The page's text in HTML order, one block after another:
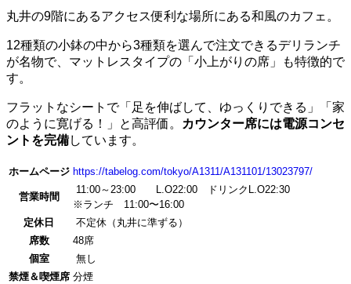
丸井の9階にあるアクセス便利な場所にある和風のカフェ。
12種類の小鉢の中から3種類を選んで注文できるデリランチ
が名物で、マットレスタイプの「小上がりの席」も特徴的で
す。
フラットなシートで「足を伸ばして、ゆっくりできる」「家
のように寛げる！」と高評価。 カウンター席には電源コンセ
ントを完備しています。
ホームページ https://tabelog.com/tokyo/A1311/A131101/13023797/
営業時間
11:00～23:00 L.O22:00 ドリンクL.O22:30
※ランチ 11:00〜16:00
定休日
不定休（丸井に準ずる）
席数
48席
個室
無し
禁煙＆喫煙席 分煙